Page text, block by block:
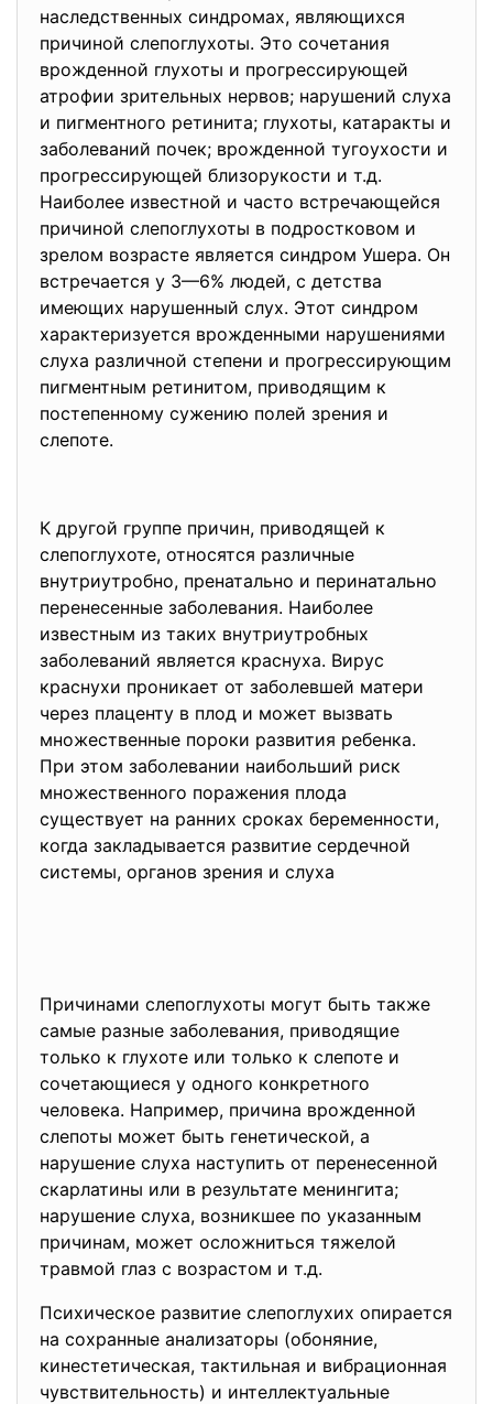
наследственных синдромах, являющихся
причиной слепоглухоты. Это сочетания
врожденной глухоты и прогрессирующей
атрофии зрительных нервов; нарушений слуха
и пигментного ретинита; глухоты, катаракты и
заболеваний почек; врожденной тугоухости и
прогрессирующей близорукости и т.д.
Наиболее известной и часто встречающейся
причиной слепоглухоты в подростковом и
зрелом возрасте является синдром Ушера. Он
встречается у 3—6% людей, с детства
имеющих нарушенный слух. Этот синдром
характеризуется врожденными нарушениями
слуха различной степени и прогрессирующим
пигментным ретинитом, приводящим к
постепенному сужению полей зрения и
слепоте.
К другой группе причин, приводящей к
слепоглухоте, относятся различные
внутриутробно, пренатально и перинатально
перенесенные заболевания. Наиболее
известным из таких внутриутробных
заболеваний является краснуха. Вирус
краснухи проникает от заболевшей матери
через плаценту в плод и может вызвать
множественные пороки развития ребенка.
При этом заболевании наибольший риск
множественного поражения плода
существует на ранних сроках беременности,
когда закладывается развитие сердечной
системы, органов зрения и слуха
Причинами слепоглухоты могут быть также
самые разные заболевания, приводящие
только к глухоте или только к слепоте и
сочетающиеся у одного конкретного
человека. Например, причина врожденной
слепоты может быть генетической, а
нарушение слуха наступить от перенесенной
скарлатины или в результате менингита;
нарушение слуха, возникшее по указанным
причинам, может осложниться тяжелой
травмой глаз с возрастом и т.д.
Психическое развитие слепоглухих опирается
на сохранные анализаторы (обоняние,
кинестетическая, тактильная и вибрационная
чувствительность) и интеллектуальные